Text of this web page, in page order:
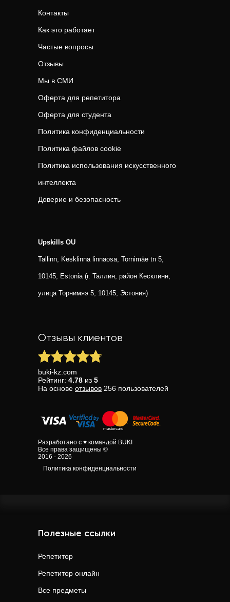
Контакты
Как это работает
Частые вопросы
Отзывы
Мы в СМИ
Оферта для репетитора
Оферта для студента
Политика конфиденциальности
Политика файлов cookie
Политика использования искусственного
интеллекта
Доверие и безопасность
Upskills OU
Tallinn, Kesklinna linnaosa, Tornimäe tn 5,
10145, Estonia (г. Таллин, район Кесклинн,
улица Торнимяэ 5, 10145, Эстония)
Отзывы клиентов
buki-kz.com
Рейтинг: 4.78 из 5
На основе отзывов 256 пользователей
Разработано с ♥ командой BUKI
Все права защищены ©
2016 - 2026
Политика конфиденциальности
Полезные ссылки
Репетитор
Репетитор онлайн
Все предметы